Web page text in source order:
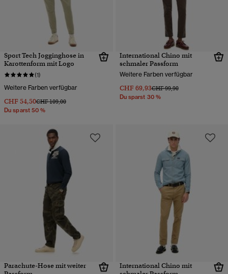
Sport Tech Jogginghose in
Karottenform mit Logo
(1)
Weitere Farben verfügbar
CHF 54,50Preis wurde reduziert von
CHF 109,00bis
Du sparst 50 %
International Chino mit
schmaler Passform
Weitere Farben verfügbar
CHF 69,93Preis wurde reduziert von
CHF 99,90bis
Du sparst 30 %
Parachute-Hose mit weiter
International Chino mit